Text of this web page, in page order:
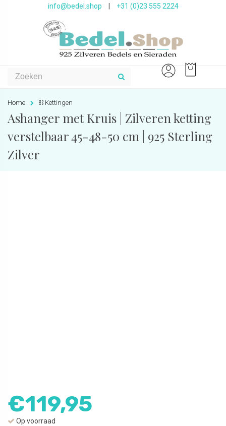
info@bedel.shop +31 (0)23 555 2224
Home ⛓ Kettingen
Ashanger met Kruis | Zilveren ketting
verstelbaar 45-48-50 cm | 925 Sterling
Zilver
€119,95
Op voorraad